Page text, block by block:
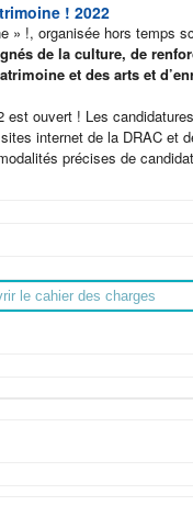
! 2022
» !, organisée hors temps
de la culture, de
et des arts et
est ouvert ! Les
internet de la DRAC et
précises de
le cahier des charges